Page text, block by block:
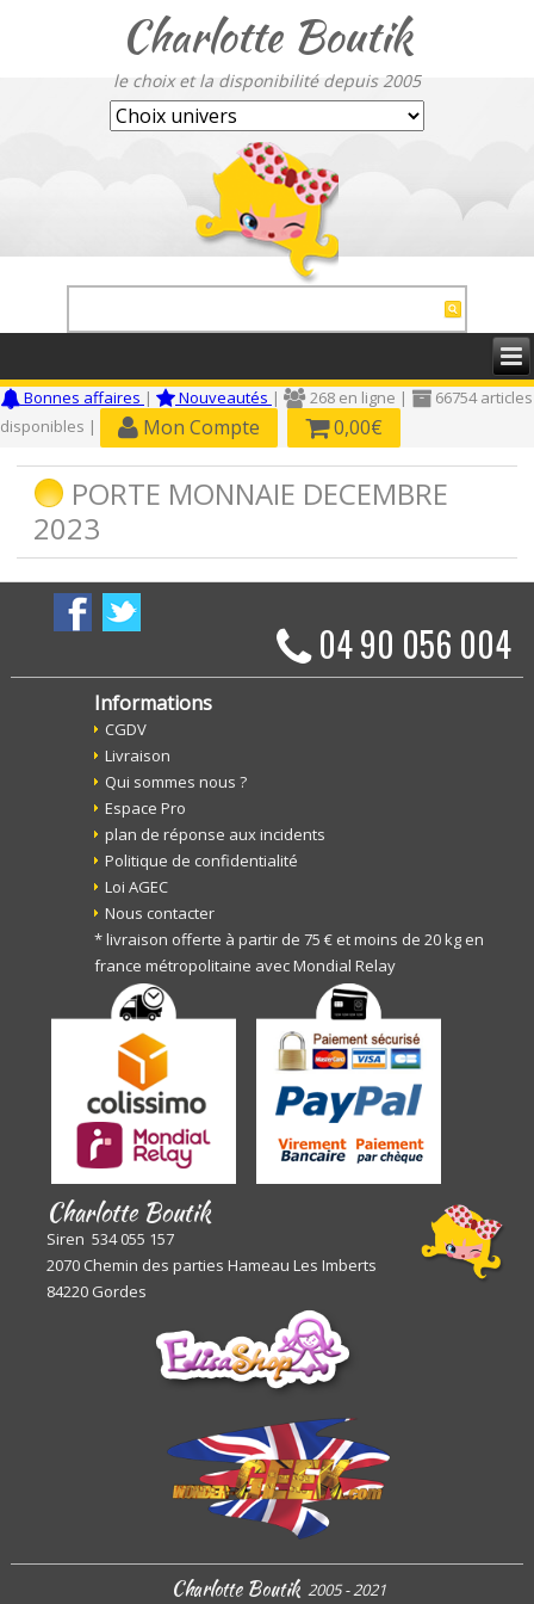
Charlotte Boutik
le choix et la disponibilité depuis 2005
Bonnes affaires | Nouveautés | 268 en ligne |
66754 articles
disponibles |
Mon Compte 0,00€
PORTE MONNAIE DECEMBRE
2023
04 90 056 004
Informations
CGDV
Livraison
Qui sommes nous ?
Espace Pro
plan de réponse aux incidents
Politique de confidentialité
Loi AGEC
Nous contacter
* livraison offerte à partir de 75 € et moins de 20 kg en
france métropolitaine avec Mondial Relay
Charlotte Boutik
Siren 534 055 157
2070 Chemin des parties Hameau Les Imberts
84220 Gordes
Charlotte Boutik 2005 - 2021